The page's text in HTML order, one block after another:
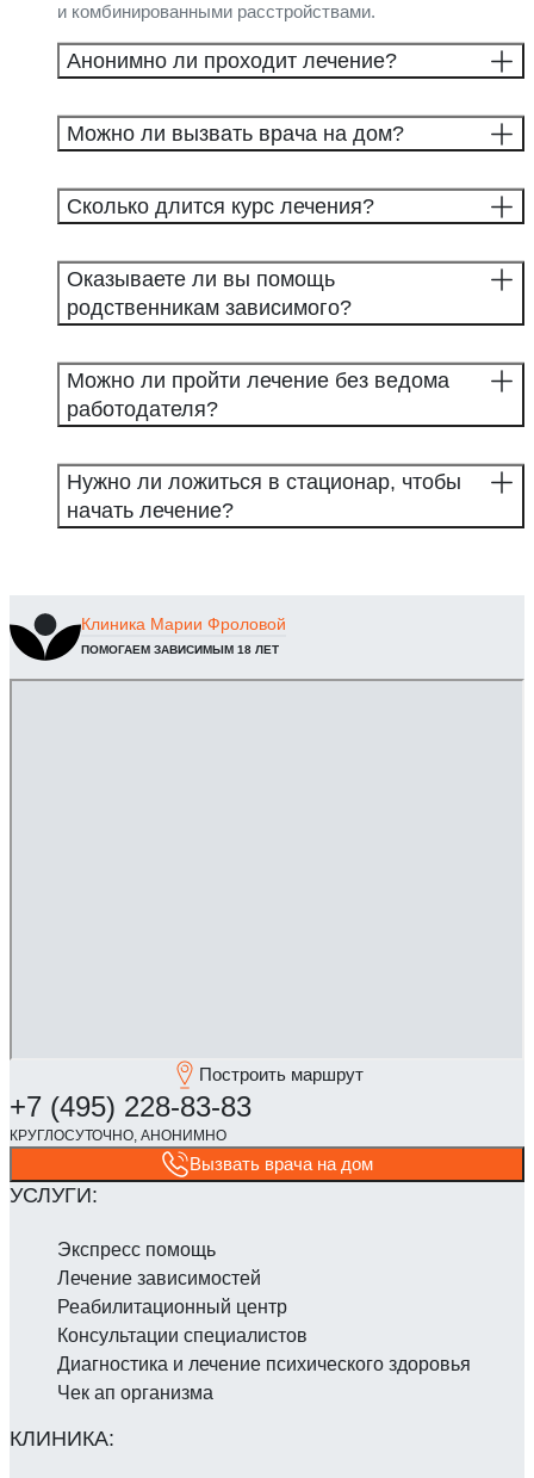
и комбинированными расстройствами.
Анонимно ли проходит лечение?
Можно ли вызвать врача на дом?
Сколько длится курс лечения?
Оказываете ли вы помощь
родственникам зависимого?
Можно ли пройти лечение без ведома
работодателя?
Нужно ли ложиться в стационар, чтобы
начать лечение?
Клиника Марии Фроловой
ПОМОГАЕМ ЗАВИСИМЫМ 18 ЛЕТ
Построить маршрут
Вызвать врача на дом
Экспресс помощь
Лечение зависимостей
Реабилитаци­онный центр
Консультации специалистов
Диагностика и лечение психического здоровья
Чек ап организма